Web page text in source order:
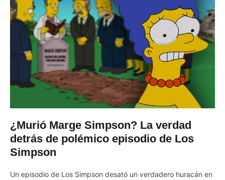
¿Murió Marge Simpson? La verdad
detrás de polémico episodio de Los
Simpson
Un episodio de Los Simpson desató un verdadero huracán en